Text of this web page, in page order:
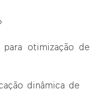
otimização de
dinâmica de